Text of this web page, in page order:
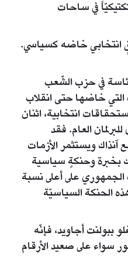
في ساحات
انتخابي خاضه كسياسي.
في حزب الشّعب
التي خاضها حتى انقلاب
استحقاقات انتخابية، اثنان
العام. فقد
ويستثمر الأزمات
بخبرة وحنكةٍ سياسية
على أعلى نسبة
الحنكة السياسيّة
ببولنت أجاويد، فإنّه
سواء على صعيد الأرقام